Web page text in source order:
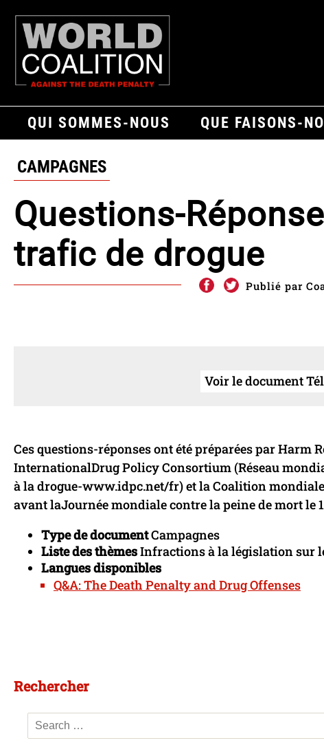
QUI SOMMES-NOUS QUE FAISONS-
CAMPAGNES
Questions-
trafic de drogue
Publié par
Voir le document
Ces questions-réponses ont été préparées par
InternationalDrug Policy Consortium (Réseau
à la drogue-www.idpc.net/fr) et la Coalition
avant laJournée mondiale contre la peine de mort le
Type de documentCampagnes
Liste des thèmesInfractions à la législation sur
Langues disponibles
Q&A: The Death Penalty and Drug Offenses
Rechercher